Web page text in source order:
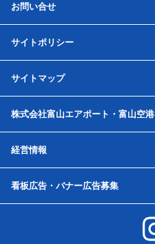
お問い合せ
サイトポリシー
サイトマップ
株式会社富山エアポート・富山空
経営情報
看板広告・バナー広告募集